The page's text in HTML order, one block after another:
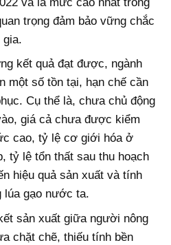
trọng đảm bảo vững chắc
kết quả đạt được, ngành
một số tồn tại, hạn chế cần
Cụ thể là, chưa chủ động
giá cả chưa được kiểm
cao, tỷ lệ cơ giới hóa ở
tỷ lệ tổn thất sau thu hoạch
hiệu quả sản xuất và tính
lúa gạo nước ta.
sản xuất giữa người nông
chặt chẽ, thiếu tính bền